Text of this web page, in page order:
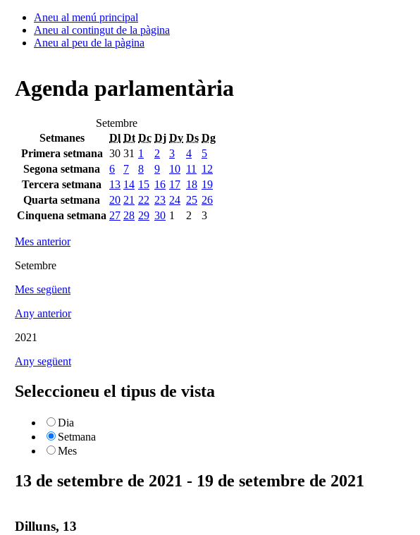
Aneu al menú principal
Aneu al contingut de la pàgina
Aneu al peu de la pàgina
Agenda parlamentària
Setembre
Setmanes
Dl Dt Dc Dj Dv Ds Dg
Primera setmana 30 31 1 2 3 4
5
Segona setmana
6 7 8 9 10 11
12
Tercera setmana
13 14 15 16 17 18 19
Quarta setmana
20 21 22 23 24 25 26
Cinquena setmana 27 28 29 30 1 2 3
Mes anterior
Setembre
Mes següent
Any anterior
2021
Any següent
Seleccioneu el tipus de vista
Dia
Setmana
Mes
13 de setembre de 2021 - 19 de setembre de 2021
Dilluns, 13